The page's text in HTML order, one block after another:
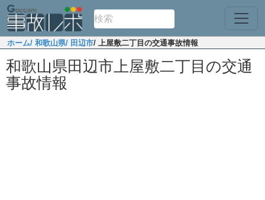
ホーム/ 和歌山県/ 田辺市/ 上屋敷二丁目の交通事故情報
和歌山県田辺市上屋敷二丁目の交通
事故情報